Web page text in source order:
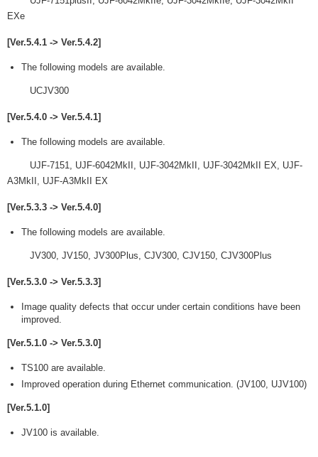
EXe
[Ver.5.4.1 -> Ver.5.4.2]
The following models are available.
UCJV300
[Ver.5.4.0 -> Ver.5.4.1]
The following models are available.
UJF-7151, UJF-6042MkII, UJF-3042MkII, UJF-3042MkII EX, UJF-
A3MkII, UJF-A3MkII EX
[Ver.5.3.3 -> Ver.5.4.0]
The following models are available.
JV300, JV150, JV300Plus, CJV300, CJV150, CJV300Plus
[Ver.5.3.0 -> Ver.5.3.3]
Image quality defects that occur under certain conditions have been
improved.
[Ver.5.1.0 -> Ver.5.3.0]
TS100 are available.
Improved operation during Ethernet communication. (JV100, UJV100)
[Ver.5.1.0]
JV100 is available.